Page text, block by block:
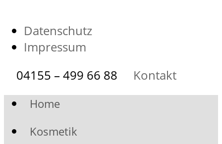
Datenschutz
Impressum
04155 – 499 66 88
Kontakt
Home
Kosmetik